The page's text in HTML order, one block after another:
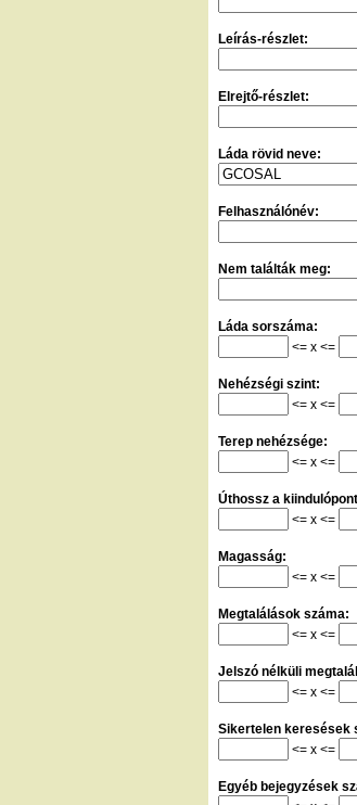
Leírás-részlet:
Elrejtő-részlet:
Láda rövid neve:
Felhasználónév:
Nem találták meg:
Láda sorszáma:
<= x <=
Nehézségi szint:
<= x <=
Terep nehézsége:
<= x <=
Úthossz a
<= x <=
Magasság:
<= x <=
Megtalálások száma:
<= x <=
Jelszó nélküli
<= x <=
Sikertelen keresések
<= x <=
Egyéb bejegyzések